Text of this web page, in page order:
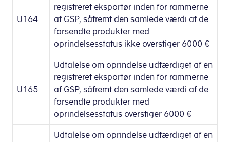
U164
registreret eksportør inden for rammerne
af GSP, såfremt den samlede værdi af de
forsendte produkter med
oprindelsesstatus ikke overstiger 6000 €
U165
Udtalelse om oprindelse udfærdiget af en
registreret eksportør inden for rammerne
af GSP, såfremt den samlede værdi af de
forsendte produkter med
oprindelsesstatus overstiger 6000 €
Udtalelse om oprindelse udfærdiget af en